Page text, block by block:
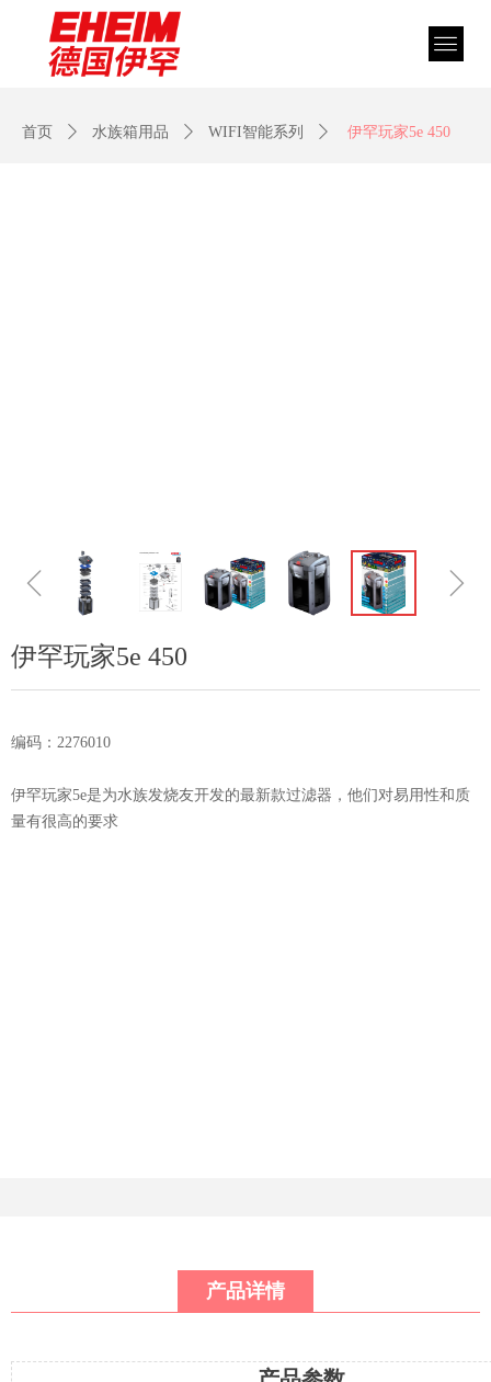
首页 ꄲ 水族箱用品 ꄲ WIFI智能系列 ꄲ 伊罕玩家5e 450
ꁆ ꁇ
伊罕玩家5e 450
编码：2276010
伊罕玩家5e是为水族发烧友开发的最新款过滤器，他们对易用性和质
量有很高的要求
产品详情